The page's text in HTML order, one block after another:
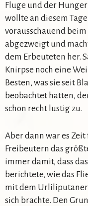
Fluge und der
wollte an diesem
vorausschauend
abgezweigt und
dem Erbeuteten her.
Knirpse noch eine
Besten, was sie seit
beobachtet hatten,
schon recht lustig zu.
Aber dann war es
Freibeutern das
immer damit, dass
berichtete, wie das
mit dem Urliliputaner
sich brachte. Den